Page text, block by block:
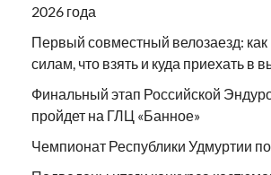
2026 года
Первый совместный велозаезд:
силам, что взять и куда приехать в
Финальный этап Российской
пройдет на ГЛЦ «Банное»
Чемпионат Республики Удмуртии